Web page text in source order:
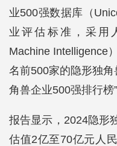
业500强数据库（
业评估标准，采用
Machine Intelligence
名前500家的隐形独
角兽企业500强排行榜”
报告显示，2024隐形
估值2亿至70亿元人